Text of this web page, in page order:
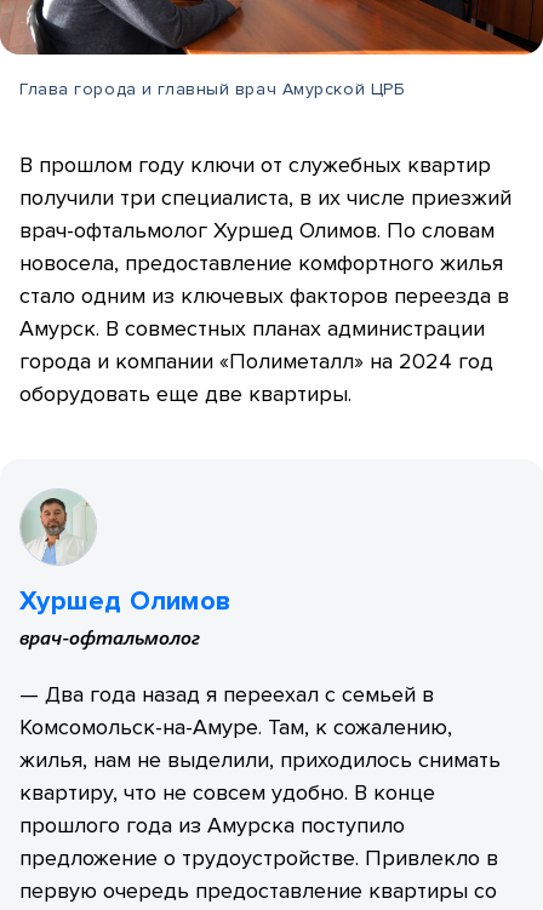
Глава города и главный врач Амурской ЦРБ
В прошлом году ключи от служебных квартир
получили три специалиста, в их числе приезжий
врач-офтальмолог Хуршед Олимов. По словам
новосела, предоставление комфортного жилья
стало одним из ключевых факторов переезда в
Амурск. В совместных планах администрации
города и компании «Полиметалл» на 2024 год
оборудовать еще две квартиры.
Хуршед Олимов
врач-офтальмолог
— Два года назад я переехал с семьей в
Комсомольск-на-Амуре. Там, к сожалению,
жилья, нам не выделили, приходилось снимать
квартиру, что не совсем удобно. В конце
прошлого года из Амурска поступило
предложение о трудоустройстве. Привлекло в
первую очередь предоставление квартиры со